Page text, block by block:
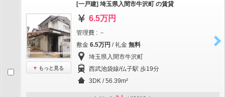
もっと見る
[一戸建] 埼玉県入間市牛沢町 の賃貸
6.5万円
管理費 : －
敷金 6.5万円 / 礼金 無料
埼玉県入間市牛沢町
西武池袋線/仏子駅 歩19分
3DK / 56.39m²